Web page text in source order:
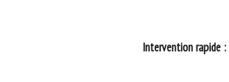
Intervention rapide